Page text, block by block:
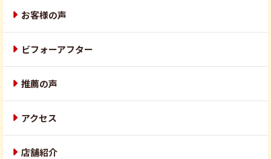
お客様の声
ビフォーアフター
推薦の声
アクセス
店舗紹介